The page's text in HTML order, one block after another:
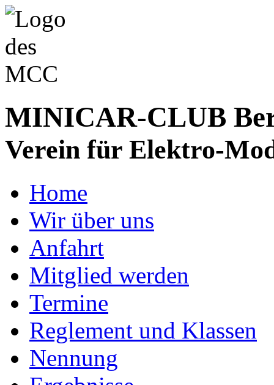
MINICAR-CLUB
Verein für Elektro-
Home
Wir über uns
Anfahrt
Mitglied werden
Termine
Reglement und Klassen
Nennung